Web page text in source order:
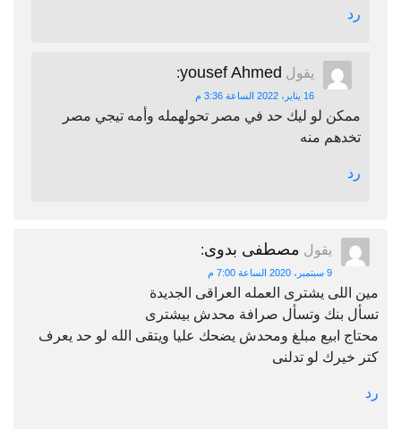
رد
يقول yousef Ahmed
:
16 يناير، 2022 الساعة 3:36 م
ممكن لو ليك حد في مصر تحولهمله وأمه تيجي مصر
تخدهم منه
رد
يقول مصطفى بدوى:
9 سبتمبر، 2020 الساعة 7:00 م
مين اللى يشترى العمله العراقى الجديدة
تسأل بنك وتسأل صرافة محدش بيشترى
محتاج ابيع مبلغ ومحدش يضحك عليا ويتقى الله لو حد يعرف
كتر خيرك لو تدلنى
رد